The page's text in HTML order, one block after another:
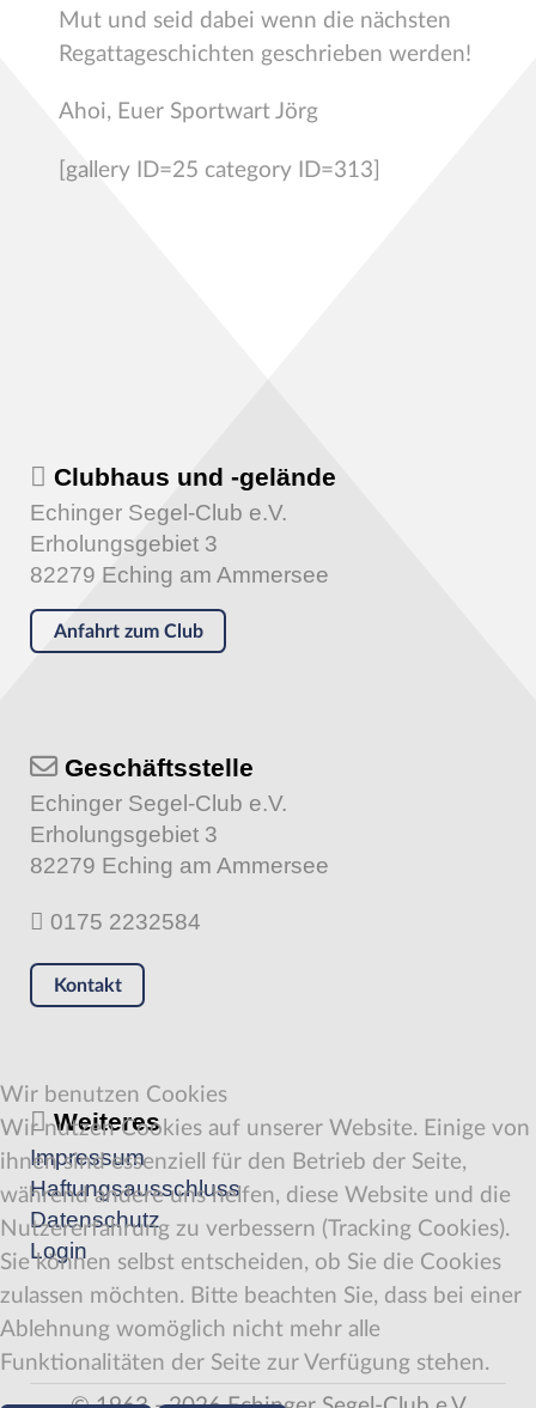
Mut und seid dabei wenn die nächsten
Regattageschichten geschrieben werden!
Ahoi, Euer Sportwart Jörg
[gallery ID=25 category ID=313]
Clubhaus und -gelände
Echinger Segel-Club e.V.
Erholungsgebiet 3
82279 Eching am Ammersee
Anfahrt zum Club
Geschäftsstelle
Echinger Segel-Club e.V.
Erholungsgebiet 3
82279 Eching am Ammersee
0175 2232584
Kontakt
Weiteres
Impressum
Haftungsausschluss
Datenschutz
Login
Wir benutzen Cookies
Wir nutzen Cookies auf unserer Website. Einige von
ihnen sind essenziell für den Betrieb der Seite,
während andere uns helfen, diese Website und die
Nutzererfahrung zu verbessern (Tracking Cookies).
Sie können selbst entscheiden, ob Sie die Cookies
zulassen möchten. Bitte beachten Sie, dass bei einer
Ablehnung womöglich nicht mehr alle
Funktionalitäten der Seite zur Verfügung stehen.